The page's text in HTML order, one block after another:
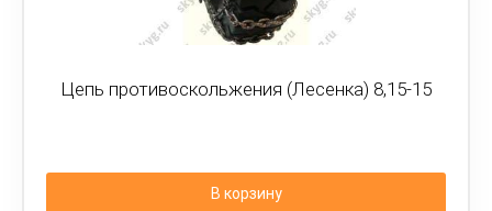
Цепь противоскольжения (Лесенка) 8,15-15
В корзину